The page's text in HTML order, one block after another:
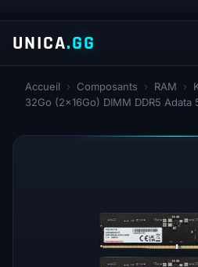
UNICA.GG
Accueil › Composants › RAM ›
32Go (2x16Go) DIMM DDR5